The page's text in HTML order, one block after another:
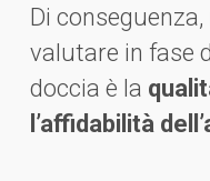
Di
valutare in fase
doccia è la
l’affidabilità